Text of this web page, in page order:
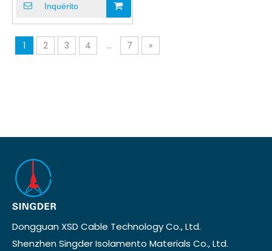
Inquérito
1 2 3 4 ... 7 »
Dongguan XSD Cable Technology Co., Ltd.
Shenzhen Singder Isolamento Materials Co., Ltd.